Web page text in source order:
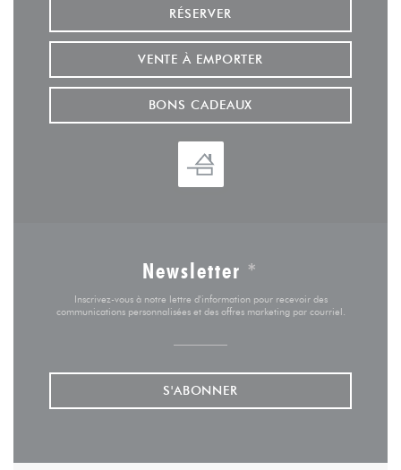
RÉSERVER
VENTE À EMPORTER
BONS CADEAUX
Newsletter *
Inscrivez-vous à notre lettre d'information pour recevoir des
communications personnalisées et des offres marketing par courriel.
S'ABONNER